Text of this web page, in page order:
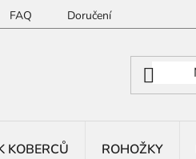
FAQ Doručení
KOBERCŮ ROHOŽKY